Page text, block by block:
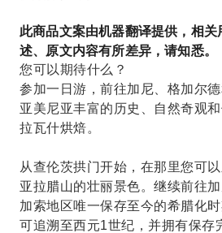
此商品文案由机器翻译提供，相
述、原文内容有所差异，请知悉。
您可以期待什么？
参加一日游，前往加尼、格加尔
亚美尼亚丰富的历史、自然奇观
拉瓦什烘焙。
从查伦茨拱门开始，在那里您可
亚拉腊山的壮丽景色。继续前往
加索地区唯一保存至今的希腊化
可追溯至西元1世纪，并拥有保存